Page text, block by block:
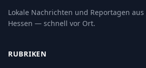
Lokale Nachrichten und Reportagen
Hessen — schnell vor Ort.
RUBRIKEN